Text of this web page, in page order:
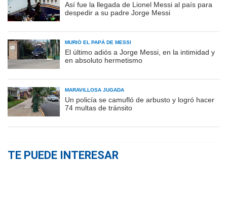
Así fue la llegada de Lionel Messi al país para
despedir a su padre Jorge Messi
MURIÓ EL PAPÁ DE MESSI
El último adiós a Jorge Messi, en la intimidad y
en absoluto hermetismo
MARAVILLOSA JUGADA
Un policía se camufló de arbusto y logró hacer
74 multas de tránsito
TE PUEDE INTERESAR